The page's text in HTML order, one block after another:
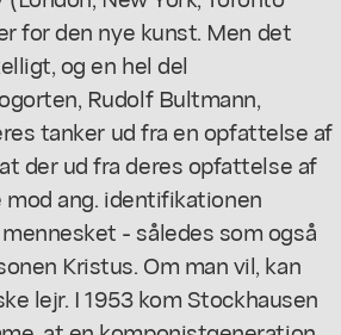
for den nye kunst. Men det
og en hel del
Rudolf Bultmann,
tanker ud fra en opfattelse af
der ud fra deres opfattelse af
ang. identifikationen
- således som også
Kristus. Om man vil, kan
lejr. I 1953 kom Stockhausen